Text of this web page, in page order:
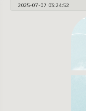
2025-07-07 03:24:52